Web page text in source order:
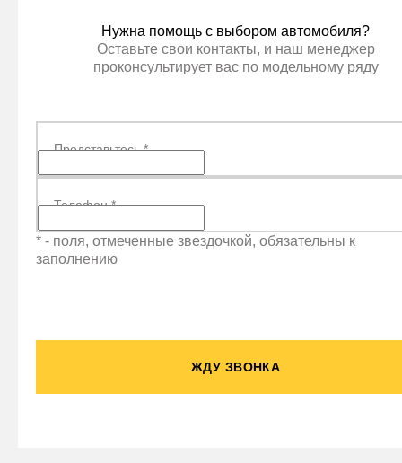
Нужна помощь с выбором автомобиля?
Оставьте свои контакты, и наш менеджер
проконсультирует вас по модельному ряду
Представьтесь*
Телефон*
* - поля, отмеченные звездочкой, обязательны к
заполнению
ЖДУ ЗВОНКА